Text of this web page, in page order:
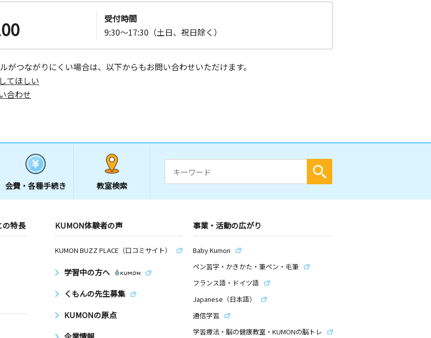
受付時間
9:30～17:30（土日、祝日除く）
がつながりにくい場合は、以下からもお問い合わせいただけます。
てほしい
合わせ
会費・ 各種手続き 教室検索
の特長 KUMON体験者の声
KUMON BUZZ PLACE（口コミサイト）
学習中の方へ
くもんの先生募集
KUMONの原点
事業・活動の広がり
Baby Kumon
ペン習字・かきかた・筆ペン・毛筆
フランス語・ドイツ語
Japanese（日本語）
通信学習
学習療法・脳の健康教室・KUMONの脳トレ